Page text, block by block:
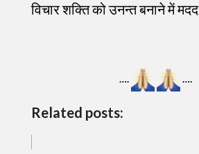
विचार शक्ति को उनन्त बनाने में
…. ….
Related posts: